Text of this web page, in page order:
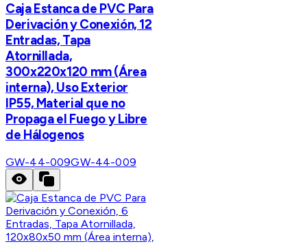
Caja Estanca de PVC Para
Derivación y Conexión, 12
Entradas, Tapa
Atornillada,
300x220x120 mm (Área
interna), Uso Exterior
IP55, Material que no
Propaga el Fuego y Libre
de Hálogenos
GW-44-009GW-44-009